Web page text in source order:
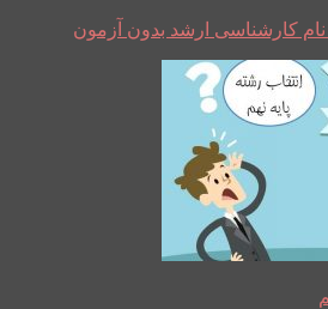
کارشناسی ارشد بدون آزمون